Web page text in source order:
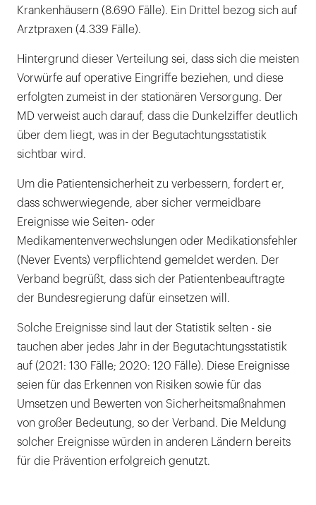
Krankenhäusern (8.690 Fälle). Ein Drittel bezog sich auf
Arztpraxen (4.339 Fälle).
Hintergrund dieser Verteilung sei, dass sich die meisten
Vorwürfe auf operative Eingriffe beziehen, und diese
erfolgten zumeist in der stationären Versorgung. Der
MD verweist auch darauf, dass die Dunkelziffer deutlich
über dem liegt, was in der Begutachtungsstatistik
sichtbar wird.
Um die Patientensicherheit zu verbessern, fordert er,
dass schwerwiegende, aber sicher vermeidbare
Ereignisse wie Seiten- oder
Medikamentenverwechslungen oder Medikationsfehler
(Never Events) verpflichtend gemeldet werden. Der
Verband begrüßt, dass sich der Patientenbeauftragte
der Bundesregierung dafür einsetzen will.
Solche Ereignisse sind laut der Statistik selten - sie
tauchen aber jedes Jahr in der Begutachtungsstatistik
auf (2021: 130 Fälle; 2020: 120 Fälle). Diese Ereignisse
seien für das Erkennen von Risiken sowie für das
Umsetzen und Bewerten von Sicherheitsmaßnahmen
von großer Bedeutung, so der Verband. Die Meldung
solcher Ereignisse würden in anderen Ländern bereits
für die Prävention erfolgreich genutzt.